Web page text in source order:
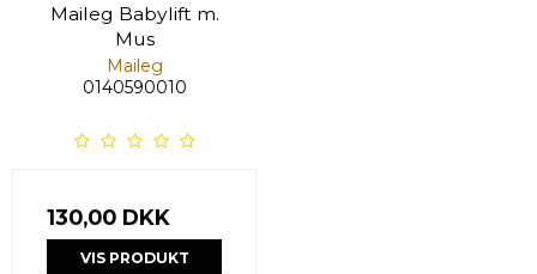
Maileg Babylift m.
Mus
Maileg
0140590010
130,00 DKK
VIS PRODUKT